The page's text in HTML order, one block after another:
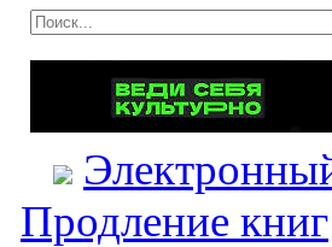
Продление книг